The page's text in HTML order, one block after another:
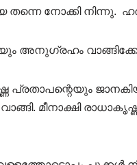
നോക്കി നിന്നു.
അനുഗ്രഹം
പ്രതാപന്റെയും
മീനാക്ഷി